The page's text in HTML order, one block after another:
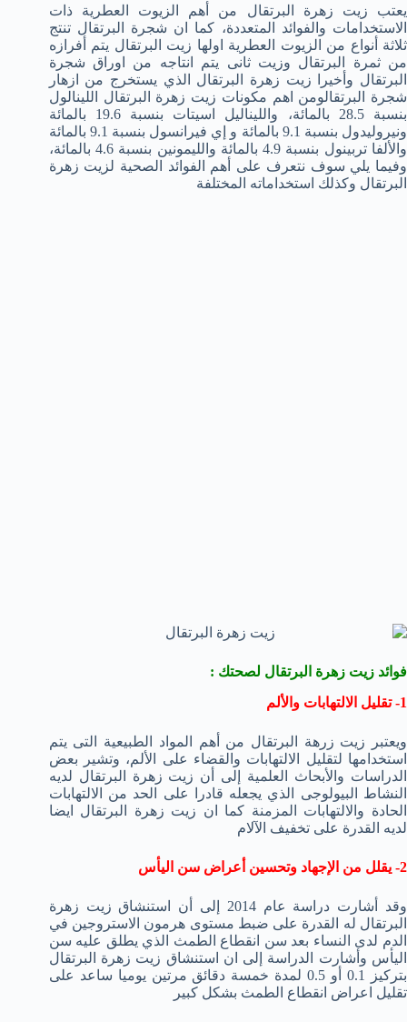
يعتب زيت زهرة البرتقال من أهم الزيوت العطرية ذات
الاستخدامات والفوائد المتعددة، كما ان شجرة البرتقال تنتج
ثلاثة أنواع من الزيوت العطرية اولها زيت البرتقال يتم أفرازه
من ثمرة البرتقال وزيت ثانى يتم انتاجه من اوراق شجرة
البرتقال وأخيرا زيت زهرة البرتقال الذي يستخرج من ازهار
شجرة البرتقالومن اهم مكونات زيت زهرة البرتقال اللينالول
بنسبة 28.5 بالمائة، والليناليل اسيتات بنسبة 19.6 بالمائة
ونيروليدول بنسبة 9.1 بالمائة و إي فيرانسول بنسبة 9.1 بالمائة
والألفا تربينول بنسبة 4.9 بالمائة والليمونين بنسبة 4.6 بالمائة،
وفيما يلي سوف نتعرف على أهم الفوائد الصحية لزيت زهرة
البرتقال وكذلك استخداماته المختلفة
فوائد زيت زهرة البرتقال لصحتك :
1- تقليل الالتهابات والألم
ويعتبر زيت زرهة البرتقال من أهم المواد الطبيعية التى يتم
استخدامها لتقليل الالتهابات والقضاء على الألم، وتشير بعض
الدراسات والأبحاث العلمية إلى أن زيت زهرة البرتقال لديه
النشاط البيولوجى الذي يجعله قادرا على الحد من الالتهابات
الحادة والالتهابات المزمنة كما ان زيت زهرة البرتقال ايضا
لديه القدرة على تخفيف الآلام
2- يقلل من الإجهاد وتحسين أعراض سن اليأس
وقد أشارت دراسة عام 2014 إلى أن استنشاق زيت زهرة
البرتقال له القدرة على ضبط مستوى هرمون الاستروجين في
الدم لدى النساء بعد سن انقطاع الطمث الذي يطلق عليه سن
اليأس وأشارت الدراسة إلى ان استنشاق زيت زهرة البرتقال
بتركيز 0.1 أو 0.5 لمدة خمسة دقائق مرتين يوميا ساعد على
تقليل اعراض انقطاع الطمث بشكل كبير